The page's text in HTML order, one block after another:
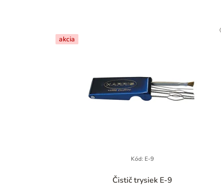
akcia
Čistič trysiek E-9
Kód: E-9